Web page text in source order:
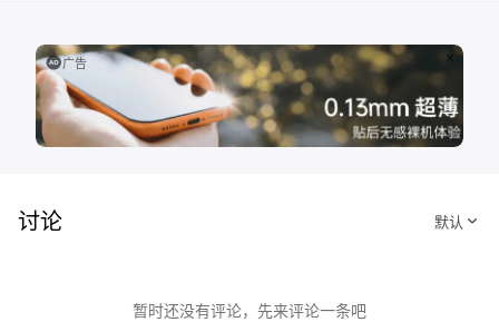
广告
讨论
暂时还没有评论，先来评论一条吧